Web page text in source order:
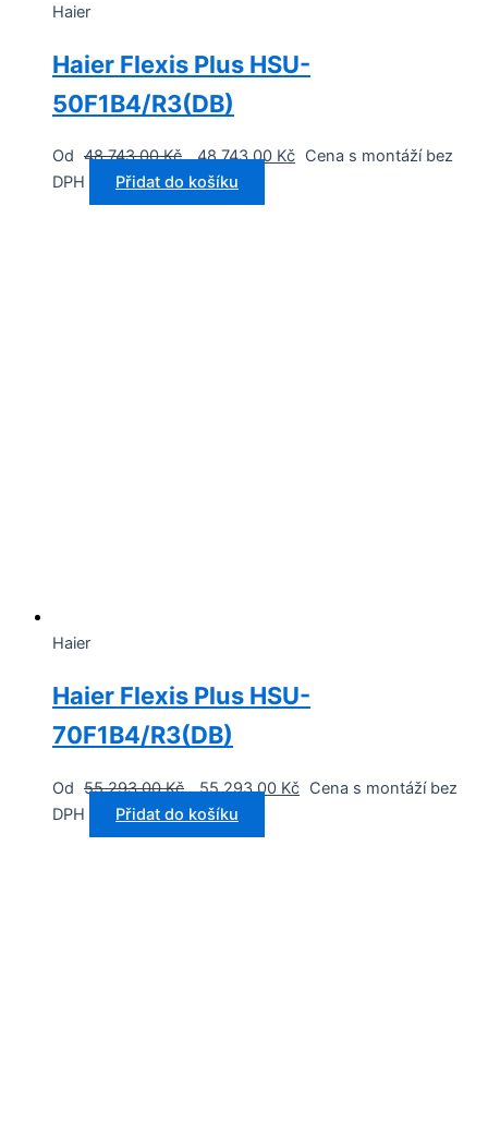
Haier
Haier Flexis Plus HSU-
50F1B4/R3(DB)
Od 48 743,00Kč 48 743,00 Kč Cena s montáží bez
DPH
Přidat do košíku
Haier
Haier Flexis Plus HSU-
70F1B4/R3(DB)
Od 55 293,00Kč 55 293,00 Kč Cena s montáží bez
DPH
Přidat do košíku